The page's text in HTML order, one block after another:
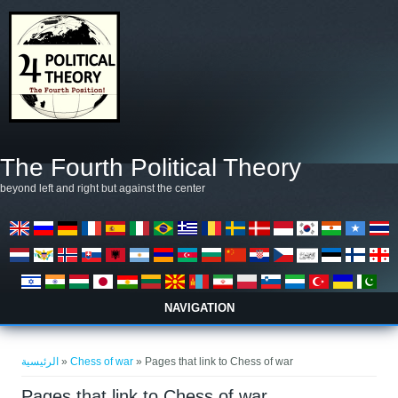
The Fourth Political Theory
beyond left and right but against the center
NAVIGATION
الرئيسية »Chess of war » Pages that link to Chess of war